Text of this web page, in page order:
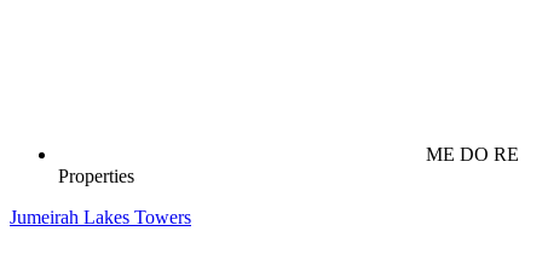
ME DO RE
Properties
Jumeirah Lakes Towers